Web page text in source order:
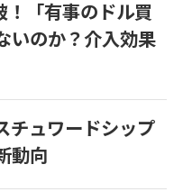
！「有事のドル買
いのか？介入効果
ュワードシップ
動向